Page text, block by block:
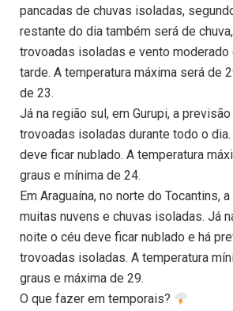
pancadas de chuvas isoladas,
restante do dia também será de
trovoadas isoladas e vento moderado
tarde. A temperatura máxima será de
de 23.
Já na região sul, em Gurupi, a
trovoadas isoladas durante todo o
deve ficar nublado. A temperatura
graus e mínima de 24.
Em Araguaína, no norte do Tocantins,
muitas nuvens e chuvas isoladas. Já
noite o céu deve ficar nublado e há
trovoadas isoladas. A temperatura
graus e máxima de 29.
O que fazer em temporais?